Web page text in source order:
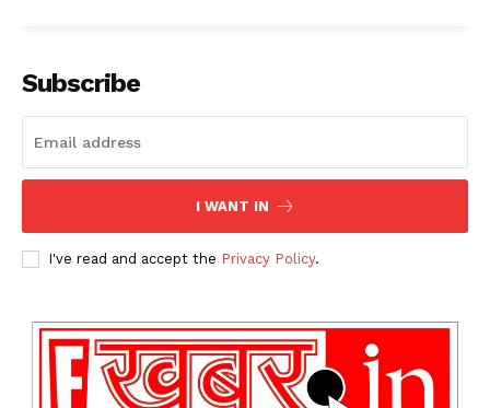
Magazine PRO
Subscribe
I WANT IN
I've read and accept the Privacy Policy.